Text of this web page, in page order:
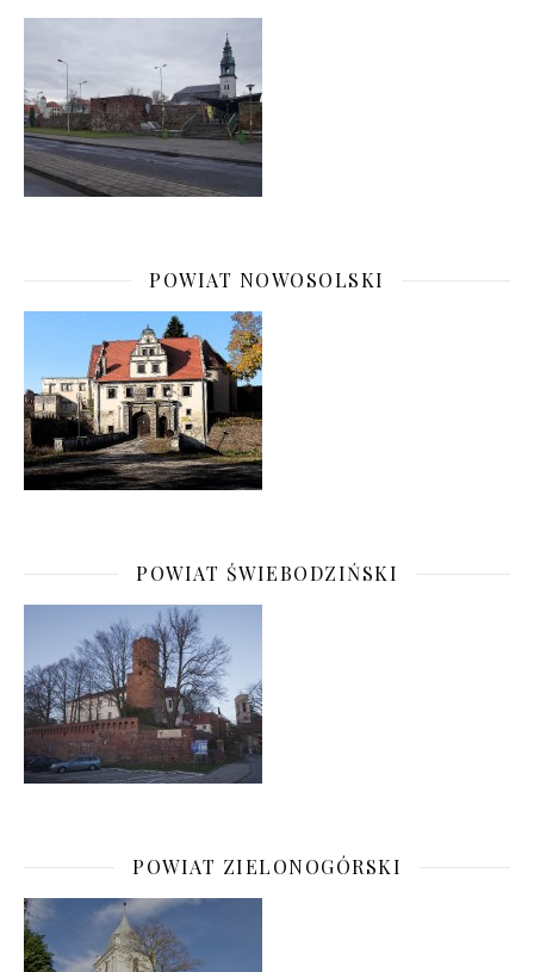
POWIAT NOWOSOLSKI
POWIAT ŚWIEBODZIŃSKI
POWIAT ZIELONOGÓRSKI